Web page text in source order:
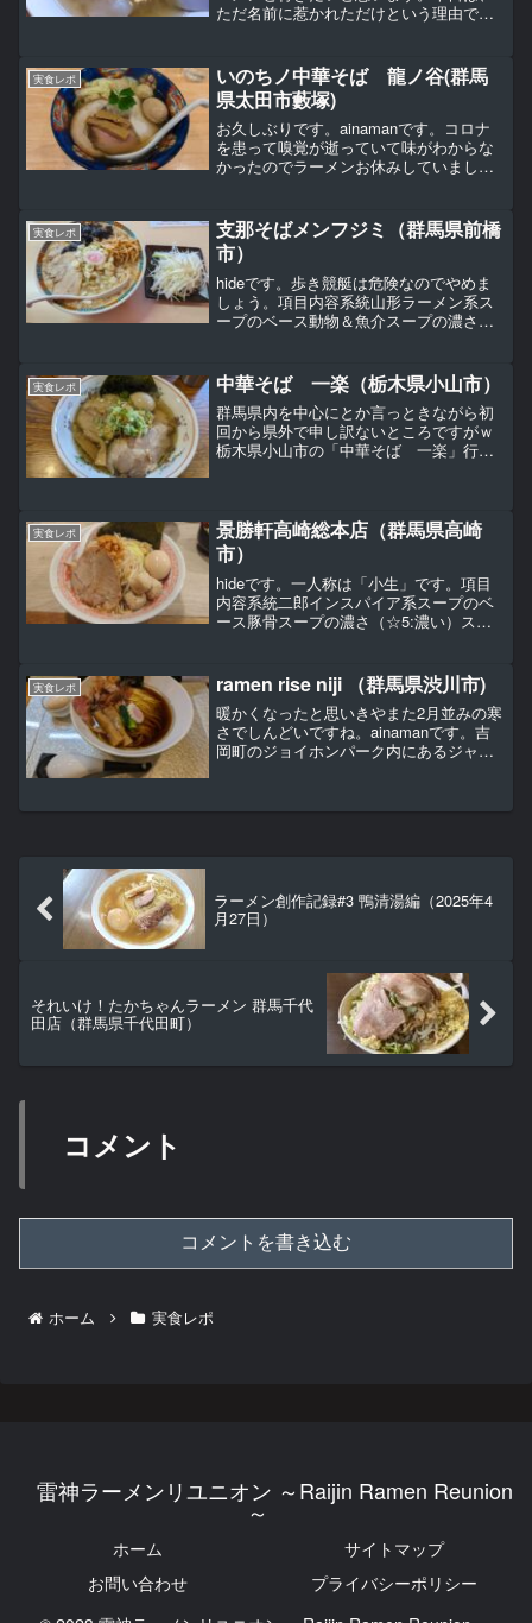
ただ名前に惹かれただけという理由で、
メニューです。そんなに種類は多くない
です。伊吹いりこと鰹...
実食レポ
いのちノ中華そば 龍ノ谷(群馬
県太田市藪塚)
お久しぶりです。ainamanです。コロナ
を患って嗅覚が逝っていて味がわからな
かったのでラーメンお休みしていまし
誕生日の祝日。三連休の初日プチ遠征す
るにはもってこいで...
実食レポ
支那そばメンフジミ（群馬県前橋
市）
hideです。歩き競艇は危険なのでやめま
しょう。項目内容系統山形ラーメン系ス
ープのベース動物＆魚介スープの濃さ
さ（☆5:硬い）具材の充実度（☆5:豊富）
ファミリ...
実食レポ 中華そば 一楽（栃木県小山市）
群馬県内を中心にとか言っときながら初
回から県外で申し訳ないところですがｗ
栃木県小山市の「中華そば 一楽」行っ
り）麺の太さ（☆5:...
実食レポ
景勝軒高崎総本店（群馬県高崎
市）
hideです。一人称は「小生」です。項目
内容系統二郎インスパイア系スープのベ
ース豚骨スープの濃さ（☆5:濃い）スー
材の充実度（☆5:豊富）ファミリー入店
難易度（...
実食レポ ramen rise niji （群馬県渋川市)
暖かくなったと思いきやまた2月並みの寒
さでしんどいですね。ainamanです。吉
岡町のジョイホンパーク内にあるジャパ
ようとなり、オープン当初に伺って美味
ラーメン創作記録#3 鴨清湯編（2025年4
月27日）
それいけ！たかちゃんラーメン 群馬千代
田店（群馬県千代田町）
コメント
コメントを書き込む
ホーム 実食レポ
雷神ラーメンリユニオン ～Raijin Ramen Reunion
～
ホーム
サイトマップ
お問い合わせ
プライバシーポリシー